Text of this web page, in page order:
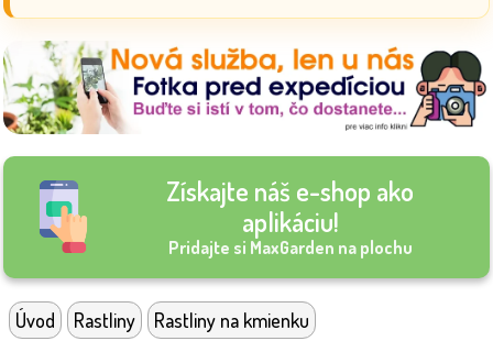
Získajte náš e-shop ako
aplikáciu!
Pridajte si MaxGarden na plochu
Úvod Rastliny Rastliny na kmienku